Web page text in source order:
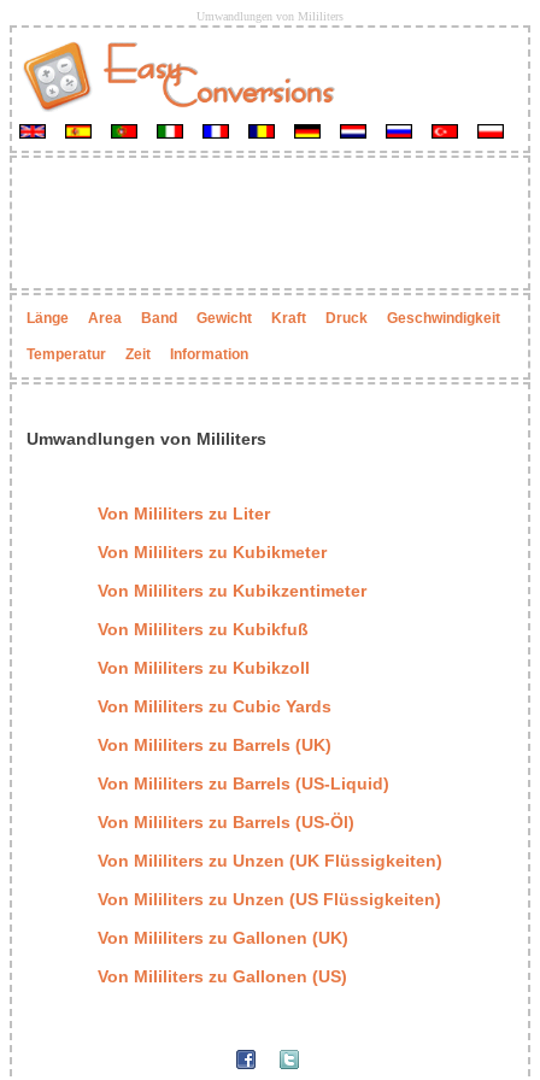
Umwandlungen von Mililiters
Länge Area Band Gewicht Kraft Druck Geschwindigkeit
Temperatur Zeit Information
Umwandlungen von Mililiters
Von Mililiters zu Liter
Von Mililiters zu Kubikmeter
Von Mililiters zu Kubikzentimeter
Von Mililiters zu Kubikfuß
Von Mililiters zu Kubikzoll
Von Mililiters zu Cubic Yards
Von Mililiters zu Barrels (UK)
Von Mililiters zu Barrels (US-Liquid)
Von Mililiters zu Barrels (US-Öl)
Von Mililiters zu Unzen (UK Flüssigkeiten)
Von Mililiters zu Unzen (US Flüssigkeiten)
Von Mililiters zu Gallonen (UK)
Von Mililiters zu Gallonen (US)